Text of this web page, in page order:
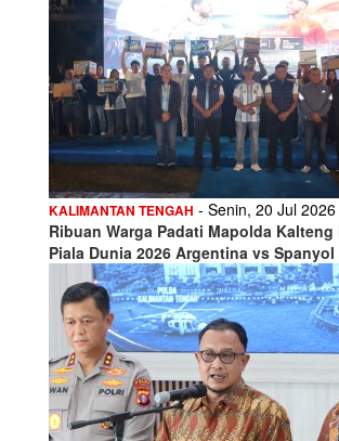
KALIMANTAN TENGAH - Senin, 20 Jul 2026
Ribuan Warga Padati Mapolda Kalteng
Piala Dunia 2026 Argentina vs Spanyol